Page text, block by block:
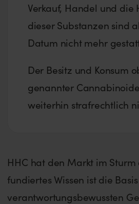
Verkauf, Handel und die
dieser Substanzen sind
Datum nicht mehr
Der Besitz und Konsum
genannter
weiterhin strafrechtlich
HHC hat den Markt im
fundiertes Wissen ist die
verantwortungsbewussten